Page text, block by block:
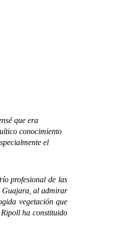
que era
conocimiento
el
profesional de las
Guajara, al admirar
vegetación que
ha constituido